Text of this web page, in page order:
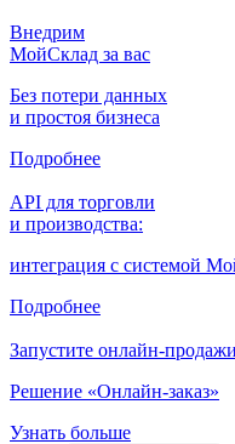
Внедрим
МойСклад за вас
Без потери данных
и простоя бизнеса
Подробнее
API для торговли
и производства:
интеграция с системой
Подробнее
Запустите онлайн-
Решение «Онлайн-заказ»
Узнать больше